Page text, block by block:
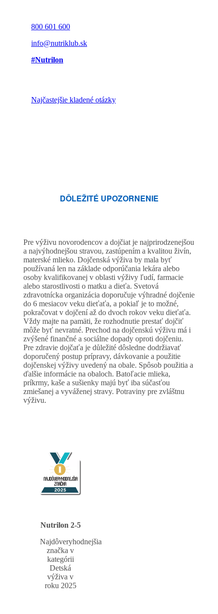
800 601 600
info@nutriklub.sk
#Nutrilon
Najčastejšie kladené otázky
DÔLEŽITÉ UPOZORNENIE
Pre výživu novorodencov a dojčiat je najprirodzenejšou
a najvýhodnejšou stravou, zastúpením a kvalitou živín,
materské mlieko. Dojčenská výživa by mala byť
používaná len na základe odporúčania lekára alebo
osoby kvalifikovanej v oblasti výživy ľudí, farmacie
alebo starostlivosti o matku a dieťa. Svetová
zdravotnícka organizácia doporučuje výhradné dojčenie
do 6 mesiacov veku dieťaťa, a pokiaľ je to možné,
pokračovat v dojčení až do dvoch rokov veku dieťaťa.
Vždy majte na pamäti, že rozhodnutie prestať dojčiť
môže byť nevratné. Prechod na dojčenskú výživu má i
zvýšené finančné a sociálne dopady oproti dojčeniu.
Pre zdravie dojčaťa je důležité dôsledne dodržiavať
doporučený postup prípravy, dávkovanie a použitie
dojčenskej výživy uvedený na obale. Spôsob použitia a
ďalšie informácie na obaloch. Batoľacie mlieka,
príkrmy, kaše a sušienky majú byť iba súčasťou
zmiešanej a vyváženej stravy. Potraviny pre zvláštnu
výživu.
Nutrilon 2-5
Najdôveryhodnejšia
značka v
kategórii
Detská
výživa v
roku 2025